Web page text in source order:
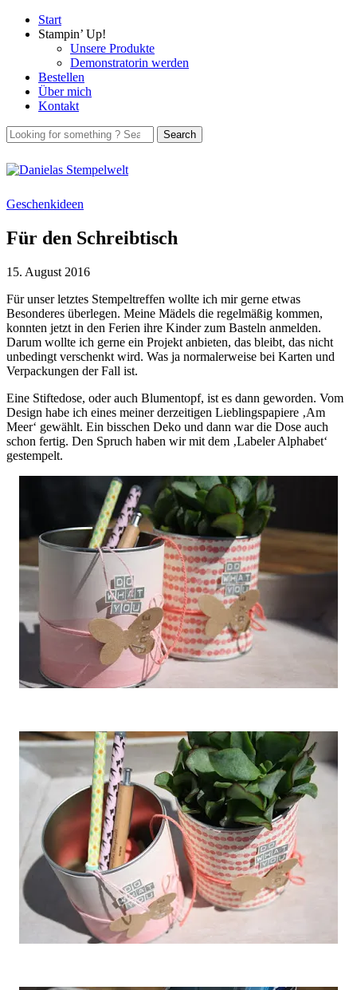
Start
Stampin’ Up!
Unsere Produkte
Demonstratorin werden
Bestellen
Über mich
Kontakt
Geschenkideen
Für den Schreibtisch
15. August 2016
Für unser letztes Stempeltreffen wollte ich mir gerne etwas
Besonderes überlegen. Meine Mädels die regelmäßig kommen,
konnten jetzt in den Ferien ihre Kinder zum Basteln anmelden.
Darum wollte ich gerne ein Projekt anbieten, das bleibt, das nicht
unbedingt verschenkt wird. Was ja normalerweise bei Karten und
Verpackungen der Fall ist.
Eine Stiftedose, oder auch Blumentopf, ist es dann geworden. Vom
Design habe ich eines meiner derzeitigen Lieblingspapiere ‚Am
Meer‘ gewählt. Ein bisschen Deko und dann war die Dose auch
schon fertig. Den Spruch haben wir mit dem ‚Labeler Alphabet‘
gestempelt.